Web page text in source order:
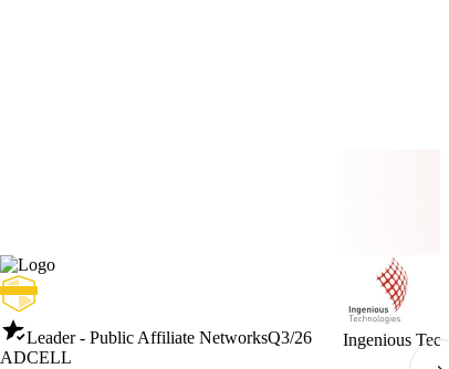
Leader - Public Affiliate NetworksQ3/26
ADCELL
Ingenious